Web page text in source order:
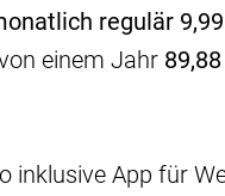
regulär
einem Jahr
inklusive App für